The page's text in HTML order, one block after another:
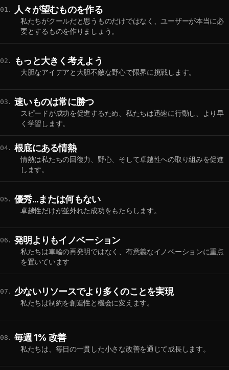
01. 人々が望むものを作る
私たちがクールだと思うものだけではなく、ユーザーが本当に必
要とするものを作りましょう。
02. もっと大きく考えよう
大胆なアイデアと大胆不敵な野心で限界に挑戦します。
03. 速いものは常に勝つ
スピードが成功を促進するため、私たちは迅速に行動し、より早
く学習します。
04. 根底にある情熱
情熱は私たちの回復力、野心、そして卓越性への取り組みを促進
します。
05. 優秀...または何もない
卓越性だけが並外れた成功をもたらします。
06. 発明よりもイノベーション
私たちは車輪の再発明ではなく、有意義なイノベーションに重点
を置いています
07. 少ないリソースでより多くのことを実現
私たちは制約を創造性と機会に変えます。
08. 毎週 1% 改善
私たちは、毎日の一貫した小さな改善を通じて成長します。